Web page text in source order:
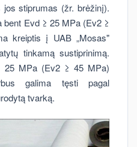
stiprumas (žr. brėžinį).
Evd ≥ 25 MPa (Ev2 ≥
kreiptis į UAB „Mosas"
tinkamą sustiprinimą.
MPa (Ev2 ≥ 45 MPa)
galima tęsti pagal
tvarką.